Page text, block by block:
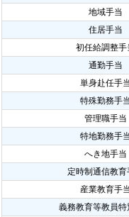
地域手当
住居手当
初任給調整手
通勤手当
単身赴任手
特殊勤務手
管理職手当
特地勤務手
へき地手当
定時制通信教育
産業教育手
義務教育等教員特